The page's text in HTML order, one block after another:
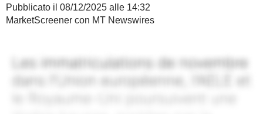
Pubblicato il 08/12/2025 alle 14:32
MarketScreener con MT Newswires